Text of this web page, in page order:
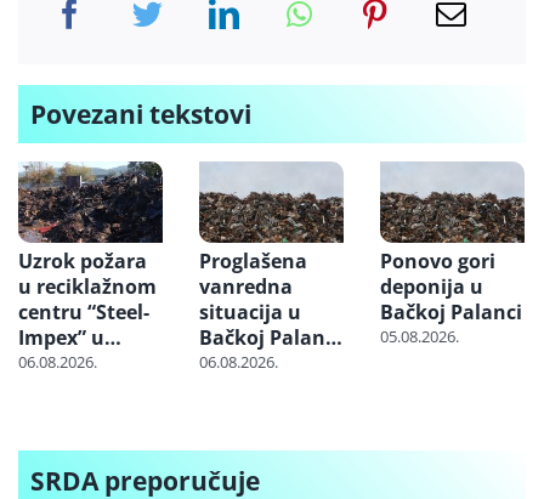
Povezani tekstovi
Uzrok požara
u reciklažnom
centru “Steel-
Impex” u
Kraljevu još
06.08.2026.
Proglašena
vanredna
situacija u
Bačkoj Palanci
zbog požara
06.08.2026.
Ponovo gori
deponija u
Bačkoj Palanci
05.08.2026.
SRDA preporučuje